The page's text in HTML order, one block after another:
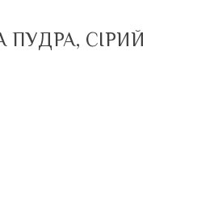
ПУДРА, СІРИЙ